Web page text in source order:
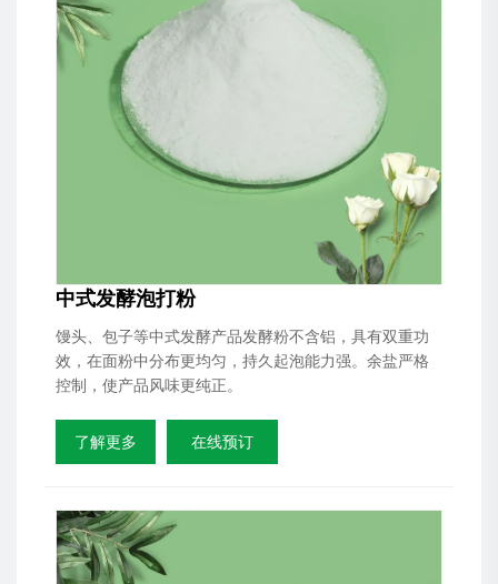
中式发酵泡打粉
馒头、包子等中式发酵产品发酵粉不含铝，具有双重功
效，在面粉中分布更均匀，持久起泡能力强。余盐严格
控制，使产品风味更纯正。
了解更多 在线预订